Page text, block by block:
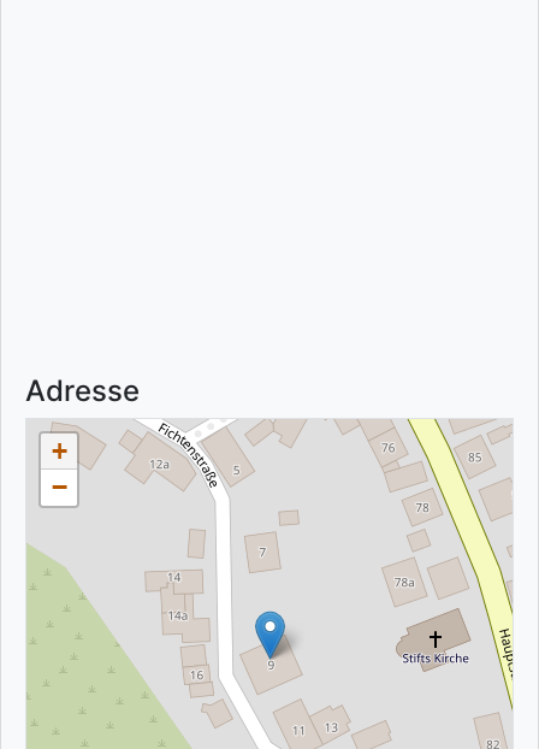
Adresse
+
−